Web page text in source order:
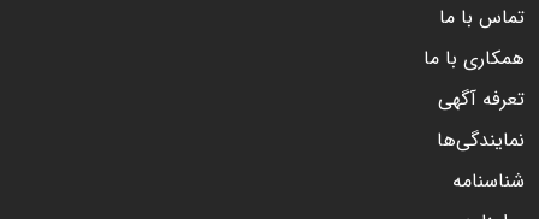
تماس با ما
همکاری با ما
تعرفه آگهی
نمایندگی‌ها
شناسنامه